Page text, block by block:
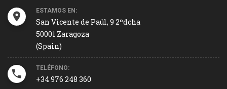
ESTAMOS EN:
San Vicente de Paúl, 9 2ºdcha
50001 Zaragoza
(Spain)
TELÉFONO:
+34 976 248 360